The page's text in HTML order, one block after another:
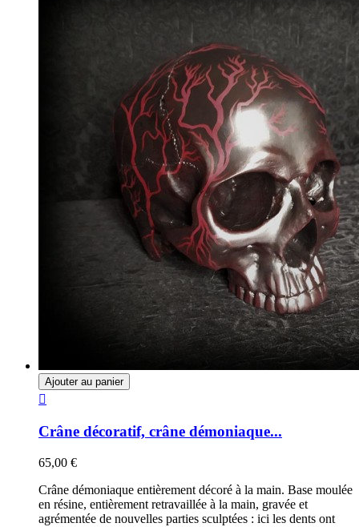
Ajouter au panier

Crâne décoratif, crâne démoniaque...
65,00 €
Crâne démoniaque entièrement décoré à la main. Base moulée
en résine, entièrement retravaillée à la main, gravée et
agrémentée de nouvelles parties sculptées : ici les dents ont